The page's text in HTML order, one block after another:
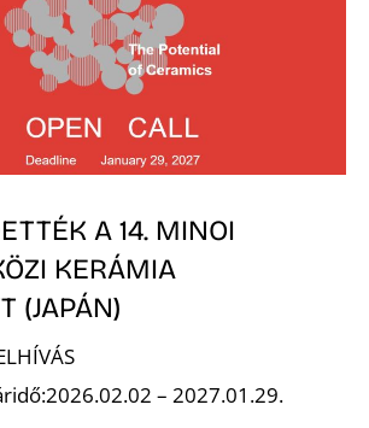
A 14. MINOI
KERÁMIA
(JAPÁN)
– 2027.01.29.